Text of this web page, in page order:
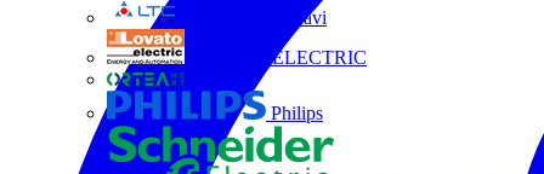
La Triveneta Cavi
LOVATO ELECTRIC
Philips